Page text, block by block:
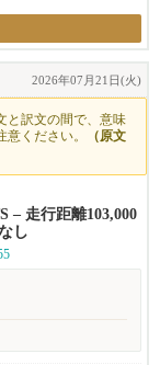
2026年07月21日(火)
と訳文の間で、意味
ください。
（原文
– 走行距離103,000
し